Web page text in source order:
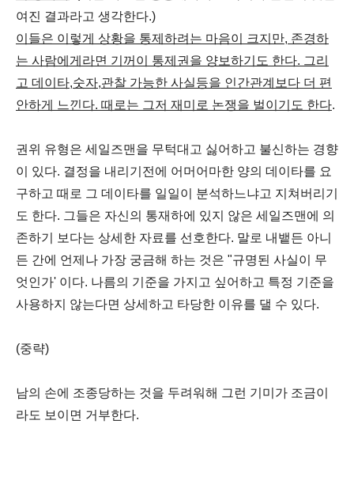
여진 결과라고 생각한다.)
이들은 이렇게 상황을 통제하려는 마음이 크지만, 존경하
는 사람에게라면 기꺼이 통제권을 양보하기도 한다. 그리
고 데이타,숫자,관찰 가능한 사실등을 인간관계보다 더 편
안하게 느낀다. 때로는 그저 재미로 논쟁을 벌이기도 한다.
권위 유형은 세일즈맨을 무턱대고 싫어하고 불신하는 경향
이 있다. 결정을 내리기전에 어머어마한 양의 데이타를 요
구하고 때로 그 데이타를 일일이 분석하느냐고 지쳐버리기
도 한다. 그들은 자신의 통재하에 있지 않은 세일즈맨에 의
존하기 보다는 상세한 자료를 선호한다. 말로 내뱉든 아니
든 간에 언제나 가장 궁금해 하는 것은 "규명된 사실이 무
엇인가' 이다. 나름의 기준을 가지고 싶어하고 특정 기준을
사용하지 않는다면 상세하고 타당한 이유를 댈 수 있다.
(중략)
남의 손에 조종당하는 것을 두려워해 그런 기미가 조금이
라도 보이면 거부한다.